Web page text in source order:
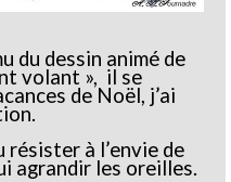
du dessin animé de
volant », il se
de Noël, j’ai
résister à l’envie de
agrandir les oreilles.